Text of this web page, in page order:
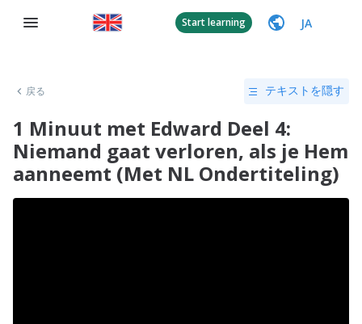
Start learning JA
戻る テキストを隠す
1 Minuut met Edward Deel 4:
Niemand gaat verloren, als je Hem
aanneemt (Met NL Ondertiteling)